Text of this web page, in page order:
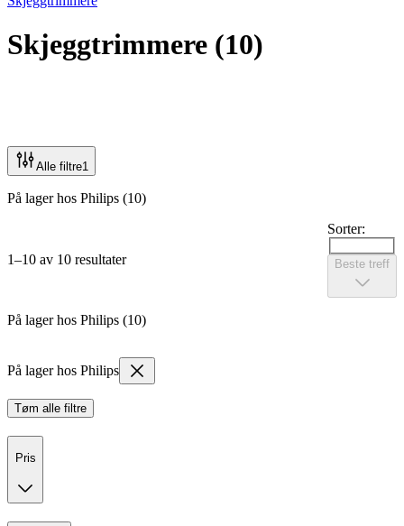
Skjeggtrimmere (10)
Alle filtre1
På lager hos Philips (10)
1–10 av 10 resultater
Sorter:
Beste treff
På lager hos Philips (10)
På lager hos Philips
Tøm alle filtre
Pris